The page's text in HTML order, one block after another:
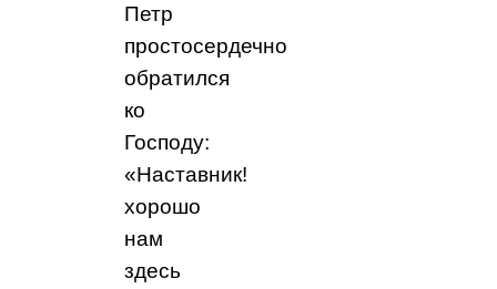
Петр
простосердечно
обратился
ко
Господу:
«Наставник!
хорошо
нам
здесь